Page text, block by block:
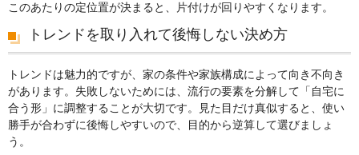
このあたりの定位置が決まると、片付けが回りやすくなります。
トレンドを取り入れて後悔しない決め方
トレンドは魅力的ですが、家の条件や家族構成によって向き不向き
があります。失敗しないためには、流行の要素を分解して「自宅に
合う形」に調整することが大切です。見た目だけ真似すると、使い
勝手が合わずに後悔しやすいので、目的から逆算して選びましょ
う。